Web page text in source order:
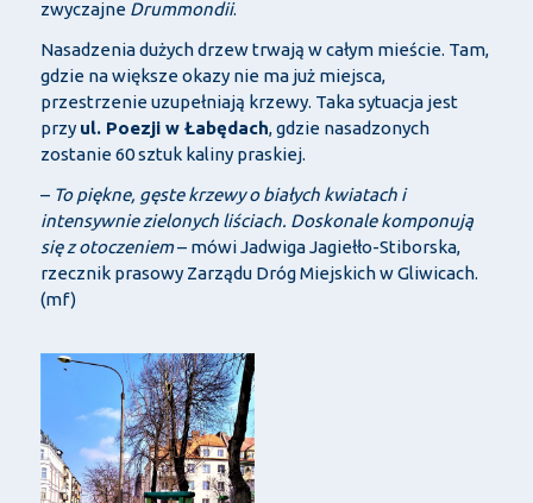
zwyczajne Drummondii.
Nasadzenia dużych drzew trwają w całym mieście. Tam,
gdzie na większe okazy nie ma już miejsca,
przestrzenie uzupełniają krzewy. Taka sytuacja jest
przy ul. Poezji w Łabędach, gdzie nasadzonych
zostanie 60 sztuk kaliny praskiej.
– To piękne, gęste krzewy o białych kwiatach i
intensywnie zielonych liściach. Doskonale komponują
się z otoczeniem– mówi Jadwiga Jagiełło-Stiborska,
rzecznik prasowy Zarządu Dróg Miejskich w Gliwicach.
(mf)